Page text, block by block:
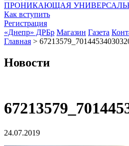
ПРОНИКАЮЩАЯ
Как вступить
Регистрация
«Днепр» ДРБр Магазин Газета
Главная >
Новости
24.07.2019